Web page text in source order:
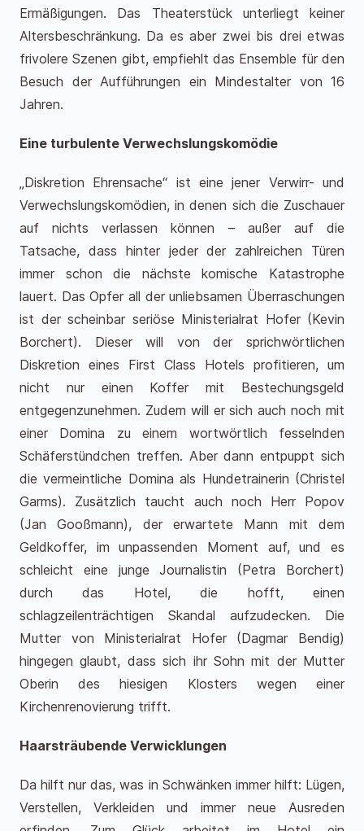
Ermäßigungen. Das Theaterstück unterliegt keiner
Altersbeschränkung. Da es aber zwei bis drei etwas
frivolere Szenen gibt, empfiehlt das Ensemble für den
Besuch der Aufführungen ein Mindestalter von 16
Jahren.
Eine turbulente Verwechslungskomödie
„Diskretion Ehrensache“ ist eine jener Verwirr- und
Verwechslungskomödien, in denen sich die Zuschauer
auf nichts verlassen können – außer auf die
Tatsache, dass hinter jeder der zahlreichen Türen
immer schon die nächste komische Katastrophe
lauert. Das Opfer all der unliebsamen Überraschungen
ist der scheinbar seriöse Ministerialrat Hofer (Kevin
Borchert). Dieser will von der sprichwörtlichen
Diskretion eines First Class Hotels profitieren, um
nicht nur einen Koffer mit Bestechungsgeld
entgegenzunehmen. Zudem will er sich auch noch mit
einer Domina zu einem wortwörtlich fesselnden
Schäferstündchen treffen. Aber dann entpuppt sich
die vermeintliche Domina als Hundetrainerin (Christel
Garms). Zusätzlich taucht auch noch Herr Popov
(Jan Gooßmann), der erwartete Mann mit dem
Geldkoffer, im unpassenden Moment auf, und es
schleicht eine junge Journalistin (Petra Borchert)
durch das Hotel, die hofft, einen
schlagzeilenträchtigen Skandal aufzudecken. Die
Mutter von Ministerialrat Hofer (Dagmar Bendig)
hingegen glaubt, dass sich ihr Sohn mit der Mutter
Oberin des hiesigen Klosters wegen einer
Kirchenrenovierung trifft.
Haarsträubende Verwicklungen
Da hilft nur das, was in Schwänken immer hilft: Lügen,
Verstellen, Verkleiden und immer neue Ausreden